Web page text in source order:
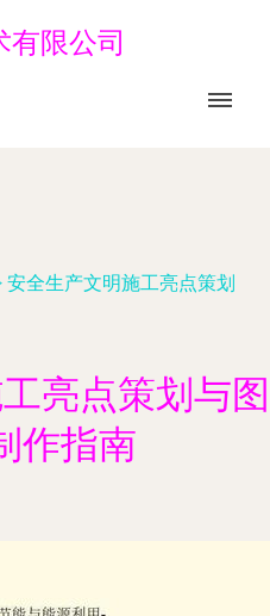
有限公司
安全生产文明施工亮点策划
亮点策划与图
作指南